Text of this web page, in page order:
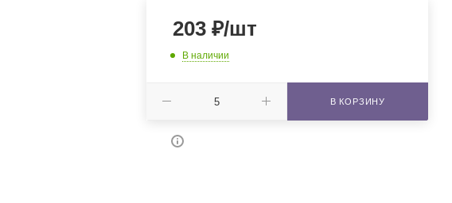
203₽/шт
В наличии
В КОРЗИНУ